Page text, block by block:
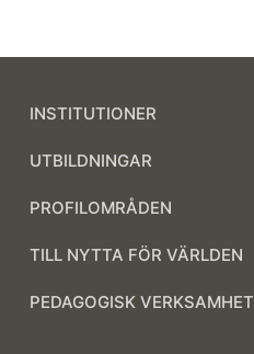
INSTITUTIONER
UTBILDNINGAR
PROFILOMRÅDEN
TILL NYTTA FÖR VÄRLDEN
PEDAGOGISK VERKSAMHET